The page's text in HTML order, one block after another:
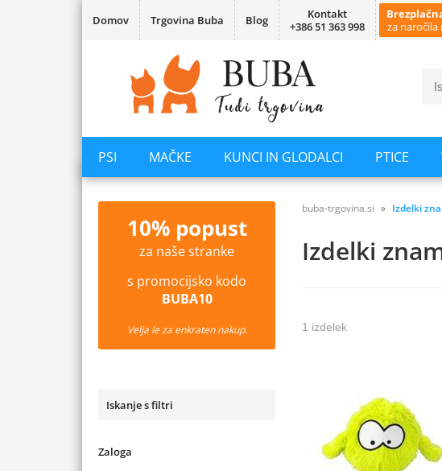
Domov Trgovina Buba Blog
Kontakt
+386 51 363 998
za naročila
PSI MAČKE KUNCI IN GLODALCI PTICE
10% popust
za naše stranke
s promocijsko kodo
BUBA10
Velja le za enkraten nakup.
Iskanje s filtri
Zaloga
buba-trgovina.si Izdelki
Izdelki
1 izdelek